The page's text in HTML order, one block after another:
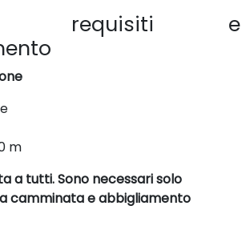
requisiti e
m
a tutti. Sono necessari solo
camminata e abbigliamento